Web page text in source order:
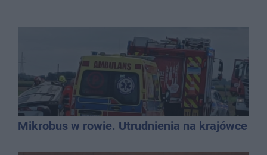
Mikrobus w rowie. Utrudnienia na krajówce